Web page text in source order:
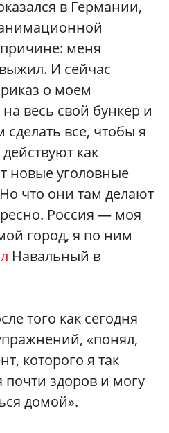
в Германии,
меня
И сейчас
о моем
весь свой бункер и
сделать все, чтобы я
как
новые уголовные
что они там делают
Россия — моя
город, я по ним
Навальный в
того как сегодня
«понял,
которого я так
здоров и могу
домой».